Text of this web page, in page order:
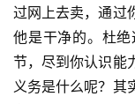
过网上去卖，通过
他是干净的。杜
节，尽到你认识能
义务是什么呢？其